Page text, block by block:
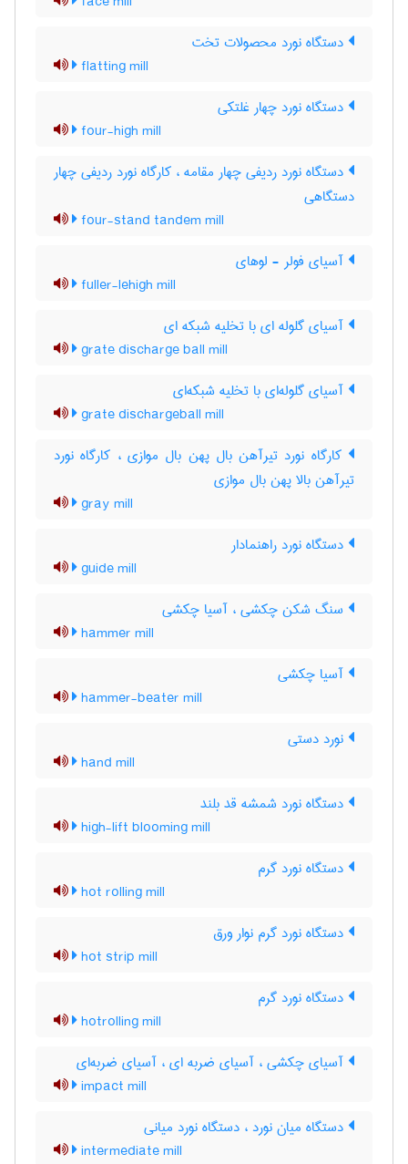
دستگاه نورد محصولات تخت
flatting mill
دستگاه نورد چهار غلتکی
four-high mill
دستگاه نورد ردیفی چهار مقامه ، کارگاه نورد ردیفی چهار
دستگاهی
four-stand tandem mill
آسیای فولر - لوهای
fuller-lehigh mill
آسیای گلوله ای با تخلیه شبکه ای
grate discharge ball mill
آسیای گلوله‌ای با تخلیه شبکه‌ای
grate dischargeball mill
کارگاه نورد تیرآهن بال پهن بال موازی ، کارگاه نورد
تیرآهن بالا پهن بال موازی
gray mill
دستگاه نورد راهنمادار
guide mill
سنگ شکن چکشی ، آسیا چکشی
hammer mill
آسیا چکشی
hammer-beater mill
نورد دستی
hand mill
دستگاه نورد شمشه قد بلند
high-lift blooming mill
دستگاه نورد گرم
hot rolling mill
دستگاه نورد گرم نوار ورق
hot strip mill
دستگاه نورد گرم
hotrolling mill
آسیای چکشی ، آسیای ضربه ای ، آسیای ضربه‌ای
impact mill
دستگاه میان نورد ، دستگاه نورد میانی
intermediate mill